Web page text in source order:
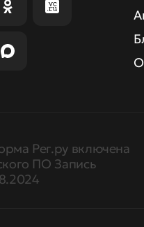
Рег.ру включена
ПО Запись